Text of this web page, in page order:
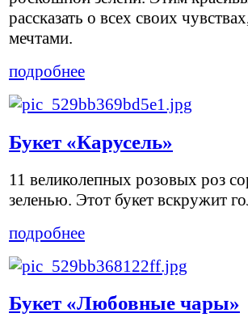
рассказать о всех своих
мечтами.
подробнее
Букет «Карусель»
11 великолепных розовых роз
зеленью. Этот букет вскружит
подробнее
Букет «Любовные чары»